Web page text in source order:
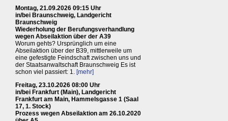
Montag, 21.09.2026 09:15 Uhr
in/bei Braunschweig, Landgericht
Braunschweig
Wiederholung der Berufungsverhandlung
wegen Abseilaktion über der A39
Worum gehts? Ursprünglich um eine
Abseilaktion über der B39, mittlerweile um
eine gefestigte Feindschaft zwischen uns und
der Staatsanwaltschaft Braunschweig Es ist
schon viel passiert: 1. [mehr]
Freitag, 23.10.2026 08:00 Uhr
in/bei Frankfurt (Main), Landgericht
Frankfurt am Main, Hammelsgasse 1 (Saal
17, 1. Stock)
Prozess wegen Abseilaktion am 26.10.2020